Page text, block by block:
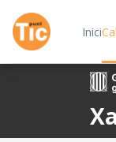
Inici